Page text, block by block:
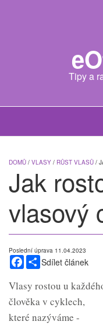
Tipy a
DOMŮ / VLASY / RŮST VLASŮ /
Jak
vlasový
Poslední úprava 11.04.2023
Sdílet článek
Facebook
Share
Vlasy rostou u
člověka v cyklech,
které nazýváme -